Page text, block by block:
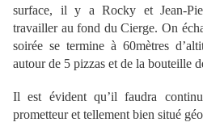
surface, il y a Rocky et Jean-
travailler au fond du Cierge. On
soirée se termine à 60mètres
autour de 5 pizzas et de la bouteille
Il est évident qu’il faudra
prometteur et tellement bien situé